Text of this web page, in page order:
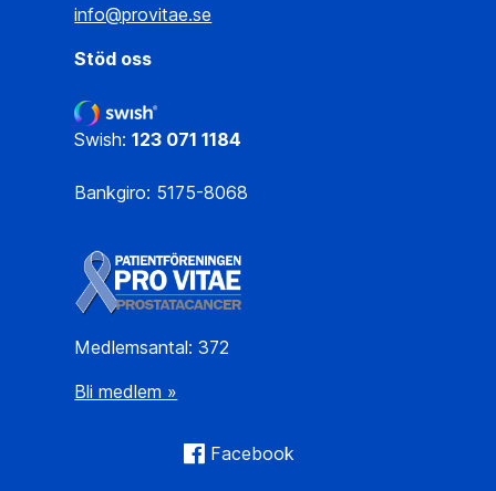
info@provitae.se
Stöd oss
Swish:123 071 1184
Bankgiro: 5175-8068
Medlemsantal: 372
Bli medlem »
Facebook